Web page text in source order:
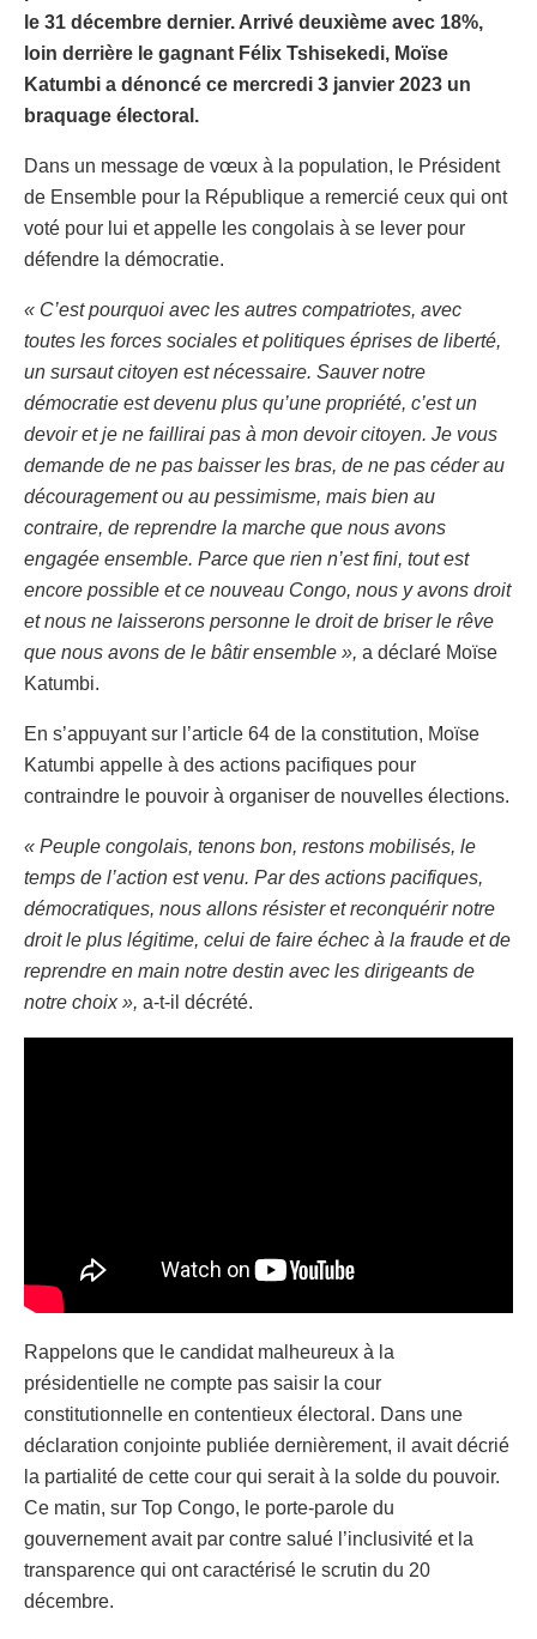
le 31 décembre dernier. Arrivé deuxième avec 18%,
loin derrière le gagnant Félix Tshisekedi, Moïse
Katumbi a dénoncé ce mercredi 3 janvier 2023 un
braquage électoral.
Dans un message de vœux à la population, le Président
de Ensemble pour la République a remercié ceux qui ont
voté pour lui et appelle les congolais à se lever pour
défendre la démocratie.
« C’est pourquoi avec les autres compatriotes, avec
toutes les forces sociales et politiques éprises de liberté,
un sursaut citoyen est nécessaire. Sauver notre
démocratie est devenu plus qu’une propriété, c’est un
devoir et je ne faillirai pas à mon devoir citoyen. Je vous
demande de ne pas baisser les bras, de ne pas céder au
découragement ou au pessimisme, mais bien au
contraire, de reprendre la marche que nous avons
engagée ensemble. Parce que rien n’est fini, tout est
encore possible et ce nouveau Congo, nous y avons droit
et nous ne laisserons personne le droit de briser le rêve
que nous avons de le bâtir ensemble », a déclaré Moïse
Katumbi.
En s’appuyant sur l’article 64 de la constitution, Moïse
Katumbi appelle à des actions pacifiques pour
contraindre le pouvoir à organiser de nouvelles élections.
« Peuple congolais, tenons bon, restons mobilisés, le
temps de l’action est venu. Par des actions pacifiques,
démocratiques, nous allons résister et reconquérir notre
droit le plus légitime, celui de faire échec à la fraude et de
reprendre en main notre destin avec les dirigeants de
notre choix », a-t-il décrété.
Rappelons que le candidat malheureux à la
présidentielle ne compte pas saisir la cour
constitutionnelle en contentieux électoral. Dans une
déclaration conjointe publiée dernièrement, il avait décrié
la partialité de cette cour qui serait à la solde du pouvoir.
Ce matin, sur Top Congo, le porte-parole du
gouvernement avait par contre salué l’inclusivité et la
transparence qui ont caractérisé le scrutin du 20
décembre.